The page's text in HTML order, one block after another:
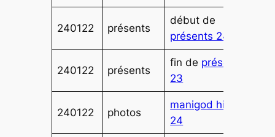
240122 présents
début de
présents 24
240122 présents
fin de présents
23
240122 photos
manigod hiver
24